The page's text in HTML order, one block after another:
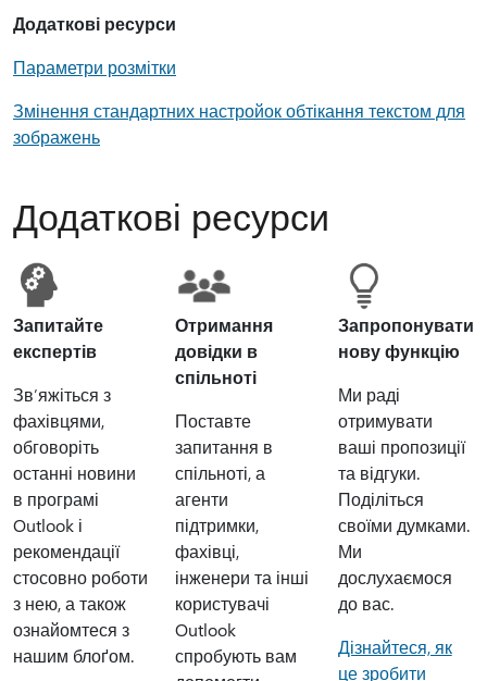
Додаткові ресурси
Параметри розмітки
Змінення стандартних настройок обтікання текстом для
зображень
Додаткові ресурси
Запитайте
експертів
Зв’яжіться з
фахівцями,
обговоріть
останні новини
в програмі
Outlook і
рекомендації
стосовно роботи
з нею, а також
ознайомтеся з
нашим блоґом.
Отримання
довідки в
спільноті
Поставте
запитання в
спільноті, а
агенти
підтримки,
фахівці,
інженери та інші
користувачі
Outlook
спробують вам
Запропонувати
нову функцію
Ми раді
отримувати
ваші пропозиції
та відгуки.
Поділіться
своїми думками.
Ми
дослухаємося
до вас.
Дізнайтеся, як
це зробити